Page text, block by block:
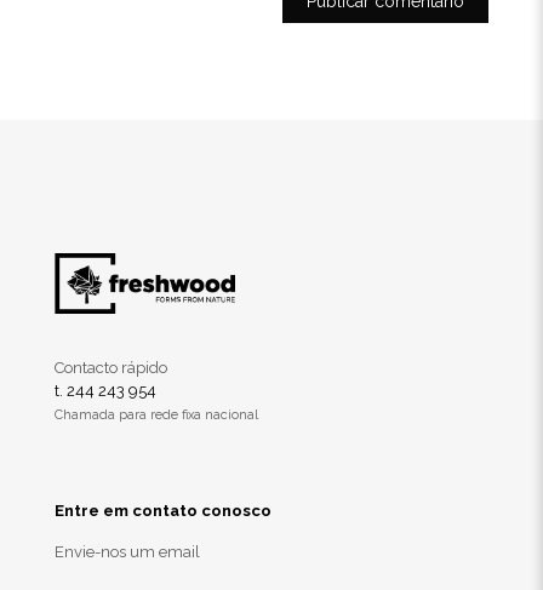
Contacto rápido
t. 244 243 954
Chamada para rede fixa nacional
Entre em contato conosco
Envie-nos um email